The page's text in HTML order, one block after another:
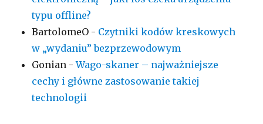
typu offline?
BartolomeO - Czytniki kodów kreskowych
w „wydaniu” bezprzewodowym
Gonian -Wago-skaner – najważniejsze
cechy i główne zastosowanie takiej
technologii